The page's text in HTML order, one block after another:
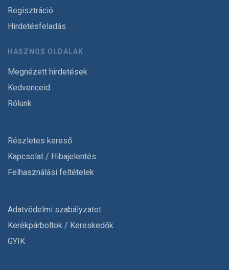
Regisztráció
Hirdetésfeladás
HASZNOS OLDALAK
Megnézett hirdetések
Kedvenceid
Rólunk
Részletes kereső
Kapcsolat / Hibajelentés
Felhasználási feltételek
Adatvédelmi szabályzatot
Kerékpárboltok / Kereskedők
GYIK